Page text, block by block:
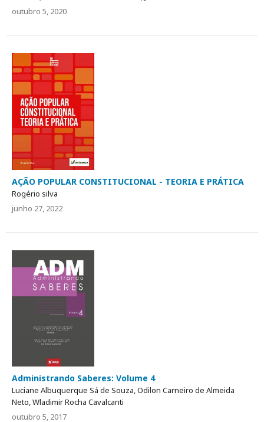
outubro 5, 2020
AÇÃO POPULAR CONSTITUCIONAL - TEORIA E PRÁTICA
Rogério silva
junho 27, 2022
Administrando Saberes: Volume 4
Luciane Albuquerque Sá de Souza, Odilon Carneiro de Almeida
Neto, Wladimir Rocha Cavalcanti
outubro 5, 2017